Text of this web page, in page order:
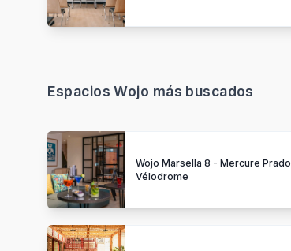
Espacios Wojo más buscados
Wojo Marsella 8 - Mercure Prado
Vélodrome